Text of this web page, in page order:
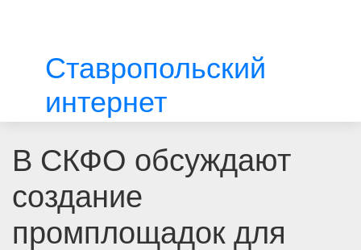
Ставропольский
интернет
В СКФО обсуждают
создание
промплощадок для